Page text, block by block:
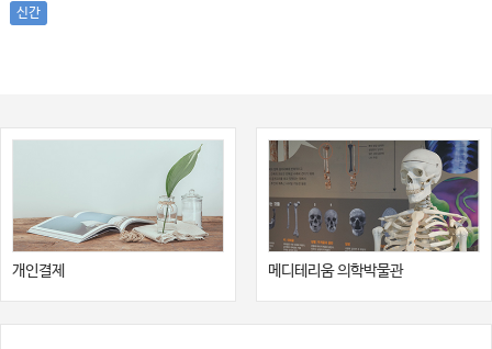
신간
개인결제 메디테리움 의학박물관